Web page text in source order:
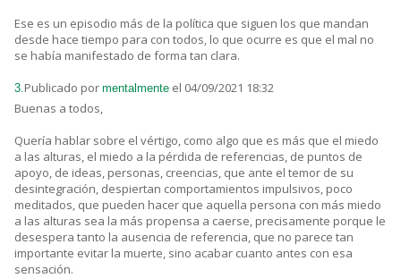
Ese es un episodio más de la política que siguen los que mandan
desde hace tiempo para con todos, lo que ocurre es que el mal no
se había manifestado de forma tan clara.
3. Publicado por mentalmente el 04/09/2021 18:32
Buenas a todos,
Quería hablar sobre el vértigo, como algo que es más que el miedo
a las alturas, el miedo a la pérdida de referencias, de puntos de
apoyo, de ideas, personas, creencias, que ante el temor de su
desintegración, despiertan comportamientos impulsivos, poco
meditados, que pueden hacer que aquella persona con más miedo
a las alturas sea la más propensa a caerse, precisamente porque le
desespera tanto la ausencia de referencia, que no parece tan
importante evitar la muerte, sino acabar cuanto antes con esa
sensación.